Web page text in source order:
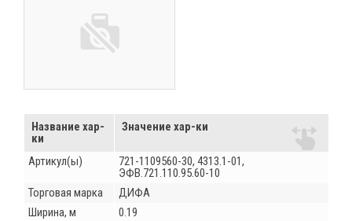
Название хар-
ки
Значение хар-ки
Артикул(ы)
721-1109560-30, 4313.1-01,
ЭФВ.721.110.95.60-10
Торговая марка
ДИФА
Ширина, м
0.19